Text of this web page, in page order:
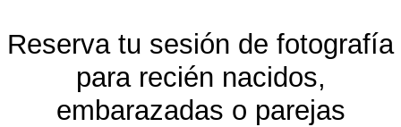
Reserva tu sesión de fotografía
para recién nacidos,
embarazadas o parejas